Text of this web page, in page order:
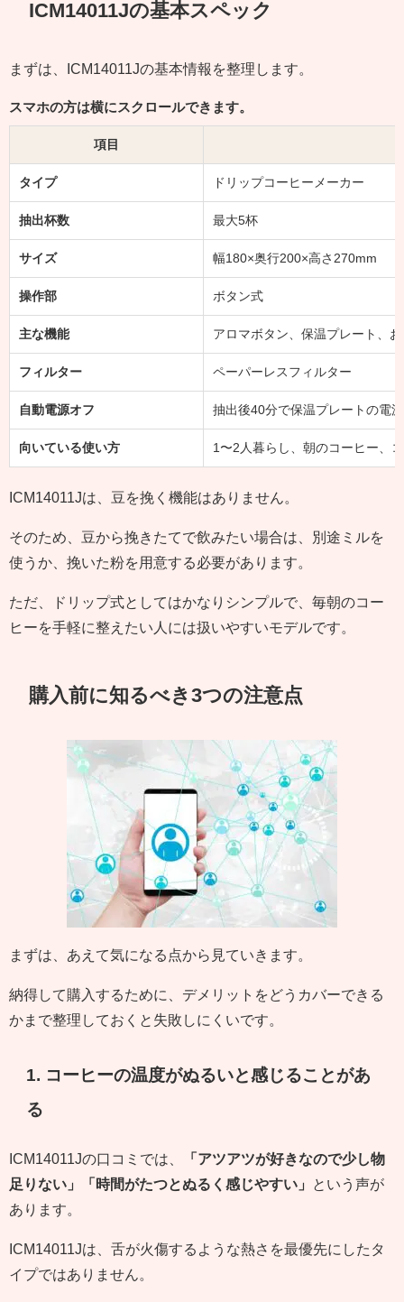
ICM14011Jの基本スペック
まずは、ICM14011Jの基本情報を整理します。
スマホの方は横にスクロールできます。
項目
タイプ ドリップコーヒーメーカー
抽出杯数 最大5杯
サイズ 幅180×奥行200×高さ270mm
操作部 ボタン式
主な機能 アロマボタン、保温プレート、
フィルター ペーパーレスフィルター
自動電源オフ 抽出後40分で保温プレートの電
向いている使い方 1〜2人暮らし、朝のコーヒー、
ICM14011Jは、豆を挽く機能はありません。
そのため、豆から挽きたてで飲みたい場合は、別途ミルを
使うか、挽いた粉を用意する必要があります。
ただ、ドリップ式としてはかなりシンプルで、毎朝のコー
ヒーを手軽に整えたい人には扱いやすいモデルです。
購入前に知るべき3つの注意点
まずは、あえて気になる点から見ていきます。
納得して購入するために、デメリットをどうカバーできる
かまで整理しておくと失敗しにくいです。
1. コーヒーの温度がぬるいと感じることがあ
る
ICM14011Jの口コミでは、
「アツアツが好きなので少し物
足りない」「時間がたつとぬるく感じやすい」
という声が
あります。
ICM14011Jは、舌が火傷するような熱さを最優先にしたタ
イプではありません。